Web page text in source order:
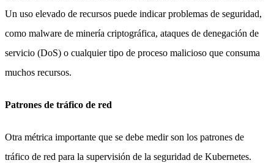
Un uso elevado de recursos puede indicar problemas de seguridad,
como malware de minería criptográfica, ataques de denegación de
servicio (DoS) o cualquier tipo de proceso malicioso que consuma
muchos recursos.
Patrones de tráfico de red
Otra métrica importante que se debe medir son los patrones de
tráfico de red para la supervisión de la seguridad de Kubernetes.